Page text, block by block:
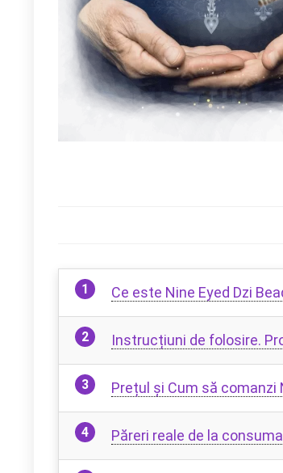
Ce este Nine Eyed Dzi
Instrucțiuni de folosire.
Prețul și Cum să comanzi
Păreri reale de la